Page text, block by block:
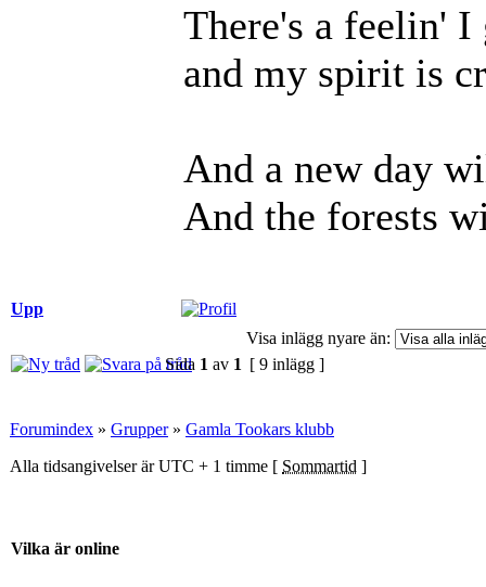
There's a feelin'
and my spirit is
And a new day
And the forests
Upp
Visa inlägg nyare än:
Sida 1 av 1 [ 9 inlägg ]
Forumindex » Grupper» Gamla Tookars klubb
Alla tidsangivelser är UTC + 1 timme [ Sommartid ]
Vilka är online